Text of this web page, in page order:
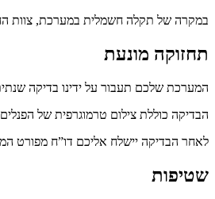
במקרה של תקלה חשמלית במערכת, צוות
תחזוקה מונעת
המערכת שלכם תעבור על ידינו בדיקה
הבדיקה כוללת צילום טרמוגרפית של
לאחר הבדיקה יישלח אליכם דו”ח מפורט
שטיפות